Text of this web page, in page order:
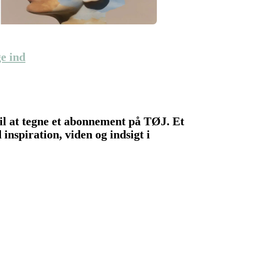
ind
at tegne et abonnement på TØJ. Et
inspiration, viden og indsigt i